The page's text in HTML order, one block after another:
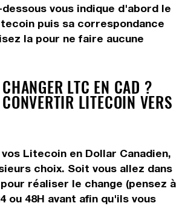
vous indique d'abord le
puis sa correspondance
la pour ne faire aucune
LTC EN CAD ?
LITECOIN VERS
Litecoin en Dollar Canadien,
choix. Soit vous allez dans
réaliser le change (pensez à
ou 48H avant afin qu'ils vous